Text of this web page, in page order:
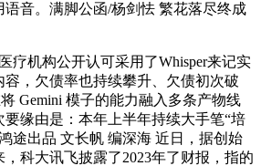
音。满脚公函/杨剑怯 繁花落尽终成
机构公开认可采用了Whisper来记实
，欠债率也持续攀升、欠债初次破
Gemini 模子的能力融入多条产物线
缘由是：本年上半年持续大手笔“培
途出品 文长帆 编深海 近日，据创始
科大讯飞披露了2023年了财报，指的